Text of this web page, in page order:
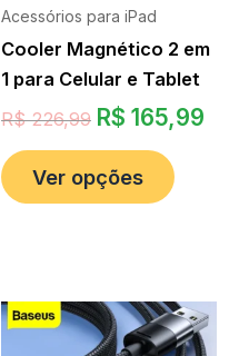
Acessórios para iPad
Cooler Magnético 2 em
1 para Celular e Tablet
R$226,99 R$ 165,99
Ver opções